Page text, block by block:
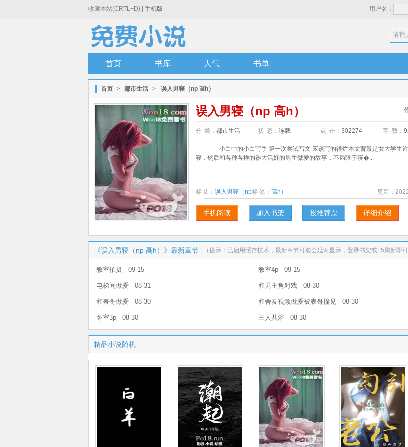
收藏本站(CRTL+D) | 手机版 用户名：
首页 书库 人气 书单
首页 > 都市生活 > 误入男寝（np 高h）
误入男寝（np 高h）
分 类： 都市生活 状 态： 连载 点 击： 302274 字 数：
小白中的小白写手 第一次尝试写文 应该写的很烂本文背景是女大学生
寝，然后和各种各样的器大活好的男生做爱的故事，不局限于寝�...
标 签： 误入男寝（np标 签： 高h） 更新：
手机阅读 加入书架 投推荐票 详细介绍
《误入男寝（np 高h）》最新章节 （提示：已启用缓存技术，最新章节可能会延时显示，登录书架或F5刷新即可
教室拍摄 - 09-15 教室4p - 09-15
电梯间做爱 - 08-31 和男主角对戏 - 08-30
和表哥做爱 - 08-30 和舍友视频做爱被表哥撞见 - 08-30
卧室3p - 08-30 三人共浴 - 08-30
精品小说随机